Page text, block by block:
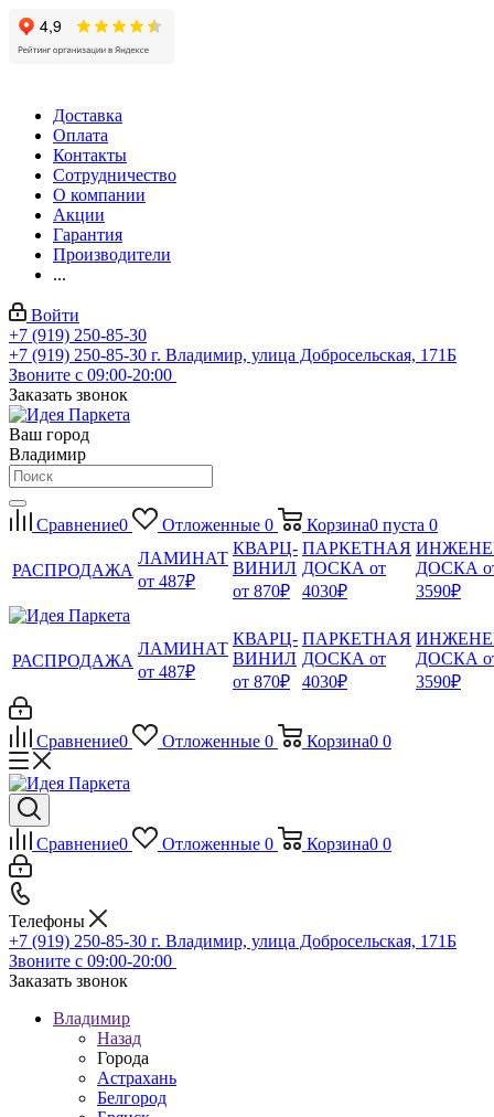
Доставка
Оплата
Контакты
Сотрудничество
О компании
Акции
Гарантия
Производители
...
Войти
+7 (919) 250-85-30
+7 (919) 250-85-30 г. Владимир, улица Добросельская, 171Б
Звоните с 09:00-20:00
Заказать звонок
Ваш город
Владимир
Сравнение0 Отложенные 0 Корзина0 пуста 0
РАСПРОДАЖА
ЛАМИНАТ
от 487₽
КВАРЦ-
ВИНИЛ
от 870₽
ПАРКЕТНАЯ
ДОСКА от
4030₽
ДОСКА
3590₽
РАСПРОДАЖА
ЛАМИНАТ
от 487₽
КВАРЦ-
ВИНИЛ
от 870₽
ПАРКЕТНАЯ
ДОСКА от
4030₽
ДОСКА
3590₽
Сравнение0 Отложенные 0 Корзина0 0
Сравнение0 Отложенные 0 Корзина0 0
Телефоны
+7 (919) 250-85-30 г. Владимир, улица Добросельская, 171Б
Звоните с 09:00-20:00
Заказать звонок
Владимир
Назад
Города
Астрахань
Белгород